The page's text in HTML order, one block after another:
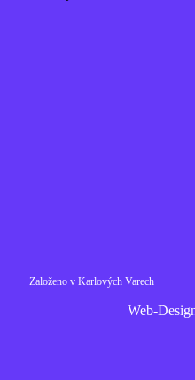
Založeno v Karlových Varech
Web-